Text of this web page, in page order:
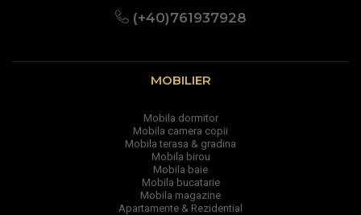
(+40)761937928
MOBILIER
Mobila dormitor
Mobila camera copii
Mobila terasa & gradina
Mobila birou
Mobila baie
Mobila bucatarie
Mobila magazine
Apartamente & Rezidential